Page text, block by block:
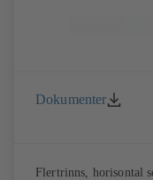
Dokumenter
Flertrinns, horisontal